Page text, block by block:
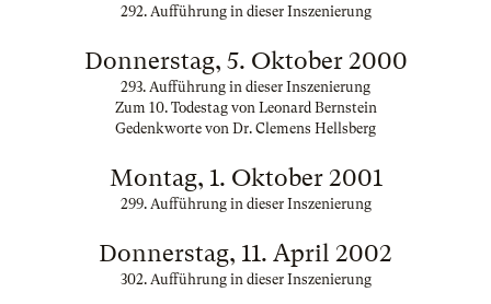
292. Aufführung in dieser Inszenierung
Donnerstag, 5. Oktober 2000
293. Aufführung in dieser Inszenierung
Zum 10. Todestag von Leonard Bernstein
Gedenkworte von Dr. Clemens Hellsberg
Montag, 1. Oktober 2001
299. Aufführung in dieser Inszenierung
Donnerstag, 11. April 2002
302. Aufführung in dieser Inszenierung